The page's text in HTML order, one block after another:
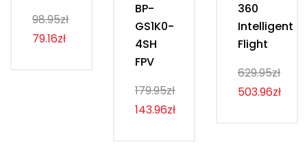
98.95zł
79.16zł
BP-
GS1K0-
4SH
FPV
179.95zł
143.96zł
360
Intelligent
Flight
629.95zł
503.96zł